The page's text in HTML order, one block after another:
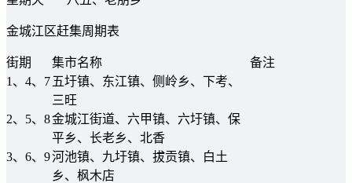
金城江区赶集周期表
街期 集市名称
备注
1、4、7 五圩镇、东江镇、侧岭乡、下考、
三旺
2、5、8金城江街道、六甲镇、六圩镇、保
平乡、长老乡、北香
3、6、9河池镇、九圩镇、拔贡镇、白土
乡、枫木店